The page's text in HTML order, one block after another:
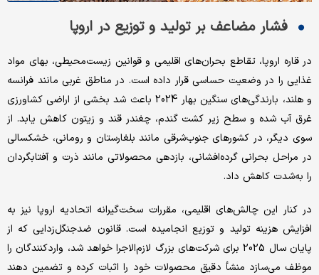
فشار مضاعف بر تولید و توزیع در اروپا
در قاره اروپا، تقاطع بحران‌‌های اقلیمی و قوانین زیست‌‌محیطی، بهای مواد
غذایی را در وضعیت حساسی قرار داده است. در مناطق غربی مانند فرانسه
و هلند، بارندگی‌‌های سنگین بهار 2024 باعث شد بخشی از اراضی کشاورزی
غرق ‌‌آب شده و سطح زیر کشت گندم، چغندر قند و زیتون کاهش یابد. از
سوی دیگر، در کشورهای جنوب‌‌شرقی مانند بلغارستان و رومانی، خشکسالی
در مراحل بحرانی گرده‌‌افشانی، بازدهی محصولاتی مانند ذرت و آفتابگردان
را به‌شدت کاهش داد.
در کنار این چالش‌‌های اقلیمی، مقررات سخت‌‌گیرانه اتحادیه اروپا نیز به
افزایش هزینه تولید و توزیع انجامیده است. قانون ضدجنگل‌‌زدایی که از
پایان سال 2025 برای شرکت‌های بزرگ لازم‌‌الاجرا خواهد شد، واردکنندگان را
موظف می‌‌سازد منشأ دقیق محصولات خود را اثبات کرده و تضمین دهند